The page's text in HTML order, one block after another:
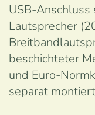
USB-
Lautsprecher
beschichteter
und Euro-
separat